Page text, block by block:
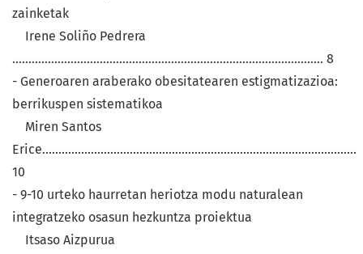
zainketak
Irene Soliño Pedrera
................................................................................................ 8
- Generoaren araberako obesitatearen estigmatizazioa:
berrikuspen sistematikoa
Miren Santos
Erice.................................................................................................
10
- 9-10 urteko haurretan heriotza modu naturalean
integratzeko osasun hezkuntza proiektua
Itsaso Aizpurua